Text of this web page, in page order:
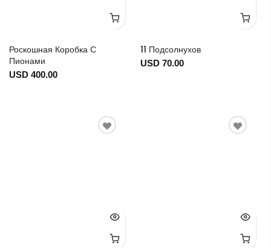
Роскошная Коробка С
Пионами
USD 400.00
11 Подсолнухов
USD 70.00